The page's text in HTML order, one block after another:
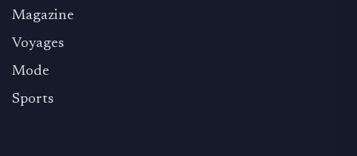
Magazine
Voyages
Mode
Sports